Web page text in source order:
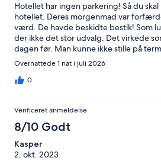
Hotellet har ingen parkering! Så du
hotellet. Deres morgenmad var
værd. De havde beskidte bestik! Som
der ikke det stor udvalg. Det virkede
dagen før. Man kunne ikke stille på
hvilket gjorde det meget varmt at sove
Overnattede 1 nat i juli 2026
0
Verificeret anmeldelse
8/10 Godt
Kasper
2. okt. 2023